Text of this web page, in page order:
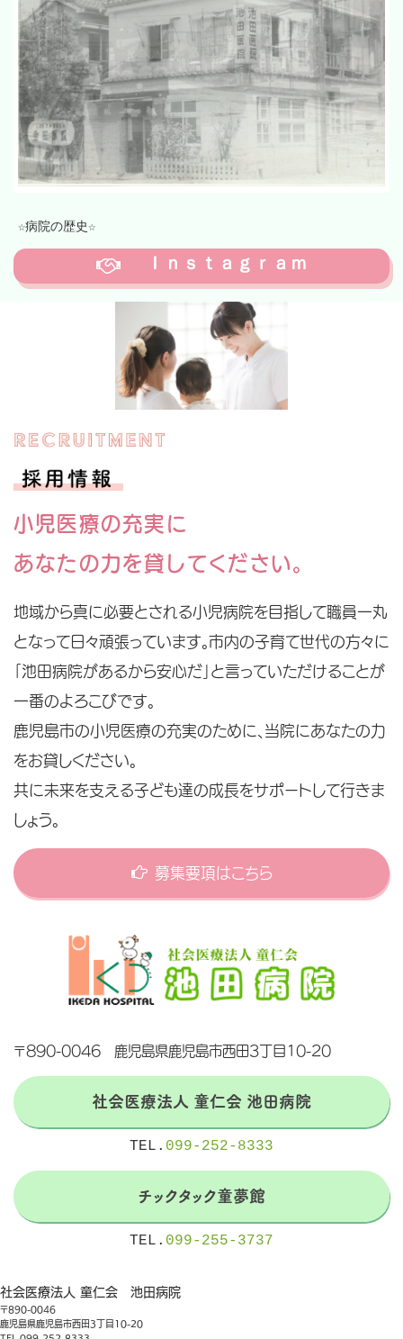
1958年 黄金通り
Ｉｎｓｔａｇｒａｍ
小児医療の充実に
あなたの力を貸してください。
地域から真に必要とされる小児病院を目指して職員一丸
となって日々頑張っています。市内の子育て世代の方々に
「池田病院があるから安心だ」と言っていただけることが
一番のよろこびです。
鹿児島市の小児医療の充実のために、当院にあなたの力
をお貸しください。
共に未来を支える子ども達の成長をサポートして行きま
しょう。
募集要項はこちら
〒890-0046 鹿児島県鹿児島市西田3丁目10-20
社会医療法人 童仁会 池田病院
TEL. 099-252-8333
チックタック童夢館
TEL. 099-255-3737
社会医療法人 童仁会 池田病院
〒890-0046
鹿児島県鹿児島市西田3丁目10-20